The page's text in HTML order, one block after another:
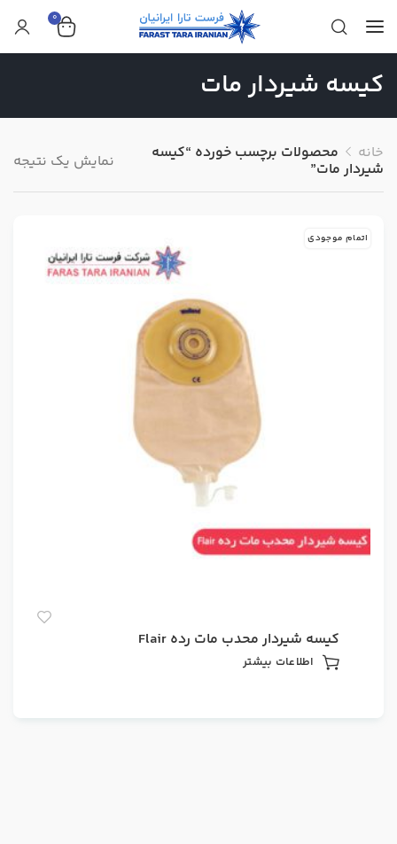
0
کیسه شیردار مات
خانه محصولات برچسب خورده “کیسه
شیردار مات” نمایش یک نتیجه
اتمام موجودی
کیسه شیردار محدب مات رده Flair
اطلاعات بیشتر